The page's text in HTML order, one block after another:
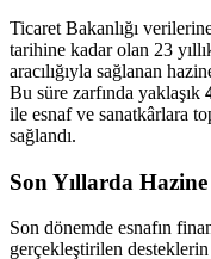
Ticaret Bakanlığı
tarihine kadar olan 23
aracılığıyla sağlanan
Bu süre zarfında yaklaşık
ile esnaf ve sanatkârlara
sağlandı.
Son Yıllarda
Son dönemde esnafın
gerçekleştirilen desteklerin